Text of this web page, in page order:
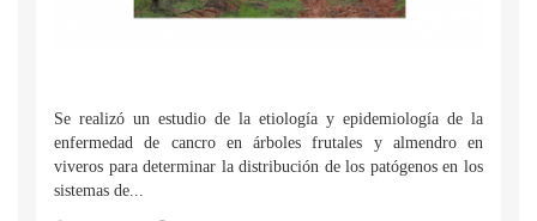
Se realizó un estudio de la etiología y epidemiología de la
enfermedad de cancro en árboles frutales y almendro en
viveros para determinar la distribución de los patógenos en los
sistemas de...